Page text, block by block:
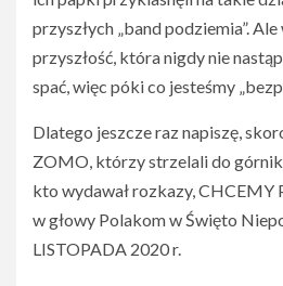
przyszłych „band podziemia”.
przyszłość, która nigdy nie
spać, więc póki co jesteśmy
Dlatego jeszcze raz napiszę,
ZOMO, którzy strzelali do
kto wydawał rozkazy, CHCEMY
w głowy Polakom w Święto
LISTOPADA 2020 r.